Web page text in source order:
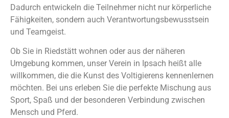
Dadurch entwickeln die Teilnehmer nicht nur körperliche
Fähigkeiten, sondern auch Verantwortungsbewusstsein
und Teamgeist.
Ob Sie in Riedstätt wohnen oder aus der näheren
Umgebung kommen, unser Verein in Ipsach heißt alle
willkommen, die die Kunst des Voltigierens kennenlernen
möchten. Bei uns erleben Sie die perfekte Mischung aus
Sport, Spaß und der besonderen Verbindung zwischen
Mensch und Pferd.